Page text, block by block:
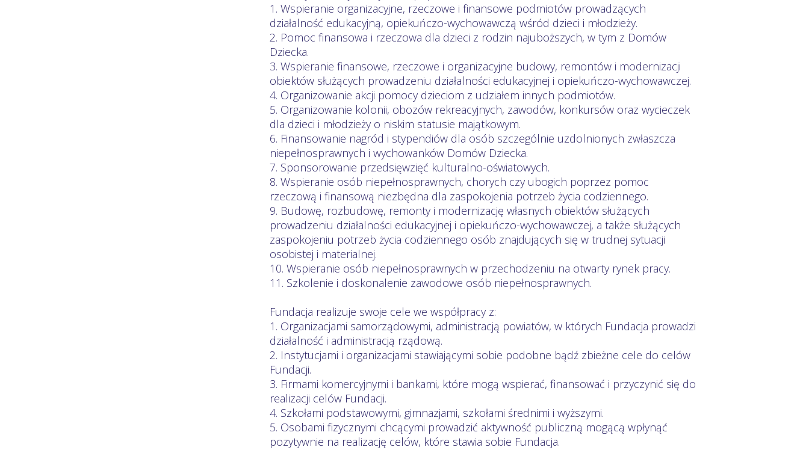
1. Wspieranie organizacyjne, rzeczowe i finansowe podmiotów prowadzących
działalność edukacyjną, opiekuńczo-wychowawczą wśród dzieci i młodzieży.
2. Pomoc finansowa i rzeczowa dla dzieci z rodzin najuboższych, w tym z Domów
Dziecka.
3. Wspieranie finansowe, rzeczowe i organizacyjne budowy, remontów i modernizacji
obiektów służących prowadzeniu działalności edukacyjnej i opiekuńczo-wychowawczej.
4. Organizowanie akcji pomocy dzieciom z udziałem innych podmiotów.
5. Organizowanie kolonii, obozów rekreacyjnych, zawodów, konkursów oraz wycieczek
dla dzieci i młodzieży o niskim statusie majątkowym.
6. Finansowanie nagród i stypendiów dla osób szczególnie uzdolnionych zwłaszcza
niepełnosprawnych i wychowanków Domów Dziecka.
7. Sponsorowanie przedsięwzięć kulturalno-oświatowych.
8. Wspieranie osób niepełnosprawnych, chorych czy ubogich poprzez pomoc
rzeczową i finansową niezbędna dla zaspokojenia potrzeb życia codziennego.
9. Budowę, rozbudowę, remonty i modernizację własnych obiektów służących
prowadzeniu działalności edukacyjnej i opiekuńczo-wychowawczej, a także służących
zaspokojeniu potrzeb życia codziennego osób znajdujących się w trudnej sytuacji
osobistej i materialnej.
10. Wspieranie osób niepełnosprawnych w przechodzeniu na otwarty rynek pracy.
11. Szkolenie i doskonalenie zawodowe osób niepełnosprawnych.
Fundacja realizuje swoje cele we współpracy z:
1. Organizacjami samorządowymi, administracją powiatów, w których Fundacja prowadzi
działalność i administracją rządową.
2. Instytucjami i organizacjami stawiającymi sobie podobne bądź zbieżne cele do celów
Fundacji.
3. Firmami komercyjnymi i bankami, które mogą wspierać, finansować i przyczynić się do
realizacji celów Fundacji.
4. Szkołami podstawowymi, gimnazjami, szkołami średnimi i wyższymi.
5. Osobami fizycznymi chcącymi prowadzić aktywność publiczną mogącą wpłynąć
pozytywnie na realizację celów, które stawia sobie Fundacja.